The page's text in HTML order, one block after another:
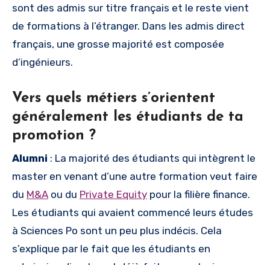
sont des admis sur titre français et le reste vient
de formations à l’étranger. Dans les admis direct
français, une grosse majorité est composée
d’ingénieurs.
Vers quels métiers s’orientent
généralement les étudiants de ta
promotion ?
Alumni : La majorité des étudiants qui intègrent le
master en venant d’une autre formation veut faire
du M&A ou du Private Equity pour la filière finance.
Les étudiants qui avaient commencé leurs études
à Sciences Po sont un peu plus indécis. Cela
s’explique par le fait que les étudiants en